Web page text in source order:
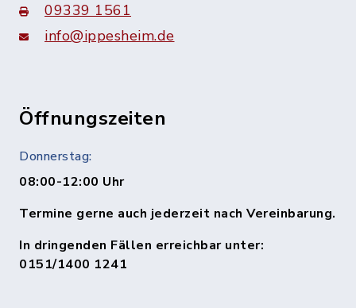
09339 1561
info@ippesheim.de
Öffnungszeiten
Donnerstag:
08:00-12:00 Uhr
Termine gerne auch jederzeit nach Vereinbarung.
In dringenden Fällen erreichbar unter:
0151/1400 1241